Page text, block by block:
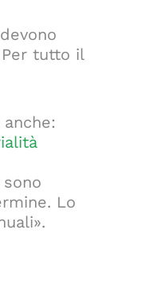
tutto il
anche:
Lo